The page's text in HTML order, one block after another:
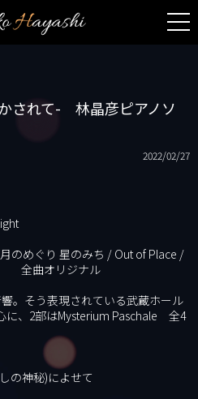
されて- 林晶彦ピアノソ
2022/02/27
のめぐり 星のみち / Out of Place /
全曲オリジナル
。そう表現されている武蔵ホール
に、2部はMysterium Paschale 全4
の神秘)によせて